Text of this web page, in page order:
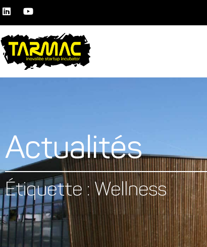
Actualités
Étiquette : Wellness